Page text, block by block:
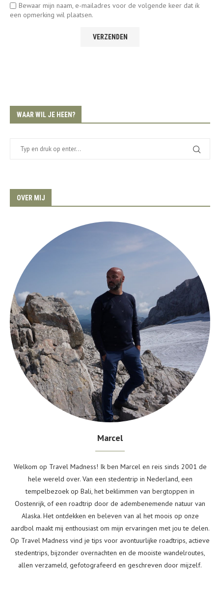
Bewaar mijn naam, e-mailadres voor de volgende keer dat ik
een opmerking wil plaatsen.
WAAR WIL JE HEEN?
OVER MIJ
Marcel
Welkom op Travel Madness! Ik ben Marcel en reis sinds 2001 de
hele wereld over. Van een stedentrip in Nederland, een
tempelbezoek op Bali, het beklimmen van bergtoppen in
Oostenrijk, of een roadtrip door de adembenemende natuur van
Alaska. Het ontdekken en beleven van al het moois op onze
aardbol maakt mij enthousiast om mijn ervaringen met jou te delen.
Op Travel Madness vind je tips voor avontuurlijke roadtrips, actieve
stedentrips, bijzonder overnachten en de mooiste wandelroutes,
allen verzameld, gefotografeerd en geschreven door mijzelf.